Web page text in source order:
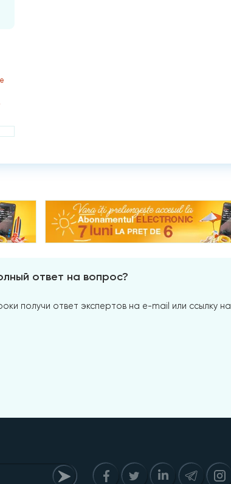
ответ на вопрос?
получи ответ экспертов на e-mail или ссылку на